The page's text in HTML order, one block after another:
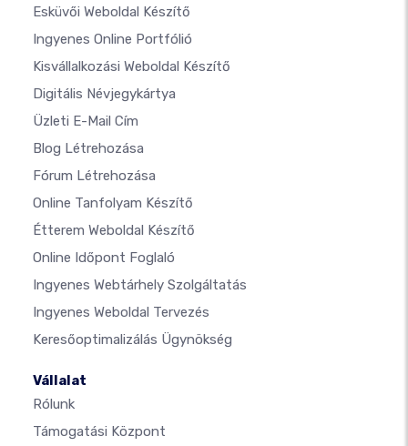
Esküvői Weboldal Készítő
Ingyenes Online Portfólió
Kisvállalkozási Weboldal Készítő
Digitális Névjegykártya
Üzleti E-Mail Cím
Blog Létrehozása
Fórum Létrehozása
Online Tanfolyam Készítő
Étterem Weboldal Készítő
Online Időpont Foglaló
Ingyenes Webtárhely Szolgáltatás
Ingyenes Weboldal Tervezés
Keresőoptimalizálás Ügynökség
Vállalat
Rólunk
Támogatási Központ